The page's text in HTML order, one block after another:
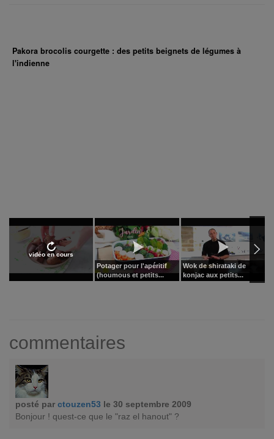
Pakora brocolis courgette : des petits beignets de légumes à
l'indienne
vidéo en cours
Potager pour l'apéritif
(houmous et petits...
Wok de shirataki de
konjac aux petits...
commentaires
posté par ctouzen53 le 30 septembre 2009
Bonjour ! quest-ce que le "raz el hanout" ?